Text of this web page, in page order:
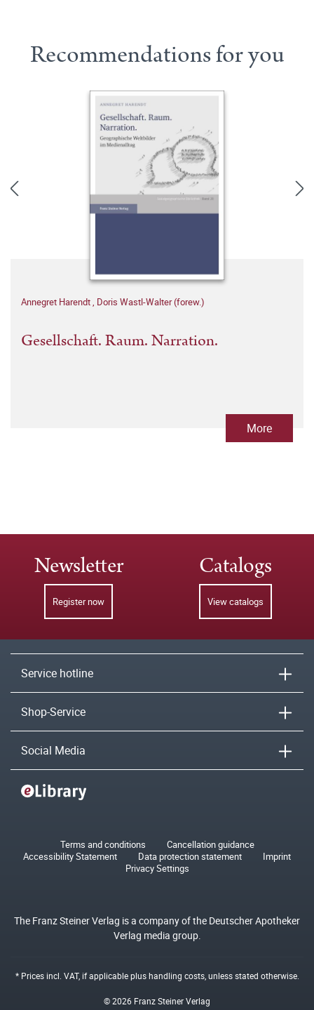
Recommendations for you
Annegret Harendt, Doris Wastl-Walter (forew.)
Gesellschaft. Raum. Narration.
More
Newsletter
Register now
Catalogs
View catalogs
Service hotline
Shop-Service
Social Media
Terms and conditions
Cancellation guidance
Accessibility Statement
Data protection statement
Imprint
Privacy Settings
The Franz Steiner Verlag is a company of the Deutscher Apotheker
Verlag media group.
* Prices incl. VAT, if applicable plushandling costs, unless stated otherwise.
© 2026 Franz Steiner Verlag